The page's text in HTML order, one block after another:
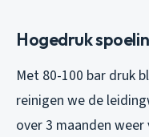
Hogedruk
Met 80-100 bar druk
reinigen we de
over 3 maanden